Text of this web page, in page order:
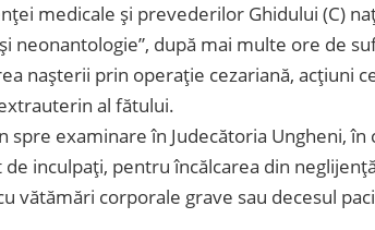
medicale și prevederilor Ghidului (C)
neonantologie”, după mai multe ore de
nașterii prin operație cezariană, acțiuni
al fătului.
examinare în Judecătoria Ungheni, în
inculpați, pentru încălcarea din
vătămări corporale grave sau decesul